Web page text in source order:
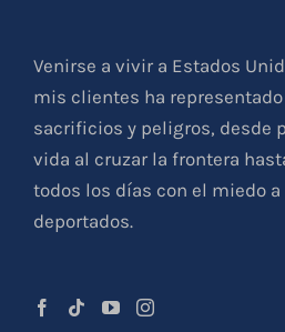
Venirse a vivir a Estados
mis clientes ha
sacrificios y peligros, desde
vida al cruzar la frontera
todos los días con el miedo
deportados.